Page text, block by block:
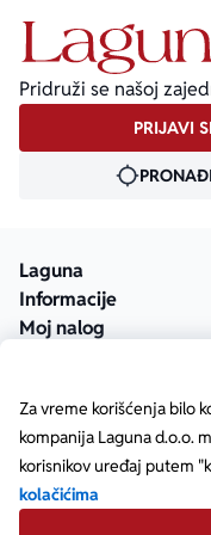
Za vreme korišćenja bilo
kompanija Laguna d.o.o.
korisnikov uređaj putem
kolačićima
Pridruži se našoj
PRIJAVI
Laguna
Informacije
Moj nalog